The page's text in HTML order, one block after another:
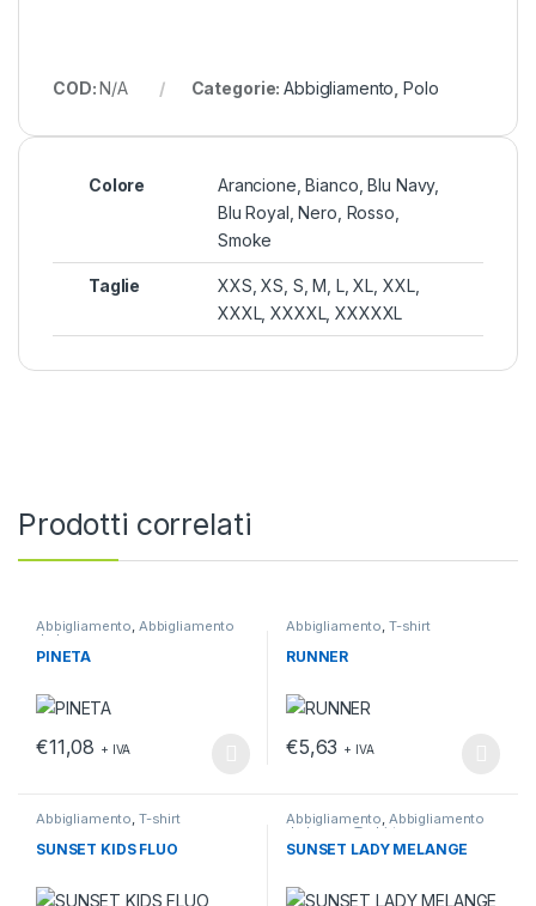
COD:N/A Categorie:Abbigliamento ,Polo
Colore
Arancione, Bianco, Blu Navy,
Blu Royal, Nero, Rosso,
Smoke
Taglie
XXS, XS, S, M, L, XL, XXL,
XXXL, XXXXL, XXXXXL
Prodotti correlati
Abbigliamento, Abbigliamento
da lavoro
PINETA
€11,08 + IVA
Abbigliamento, T-shirt
RUNNER
€5,63 + IVA
Abbigliamento, T-shirt
SUNSET KIDS FLUO
Abbigliamento, Abbigliamento
da lavoro ,T-shirt
SUNSET LADY MELANGE